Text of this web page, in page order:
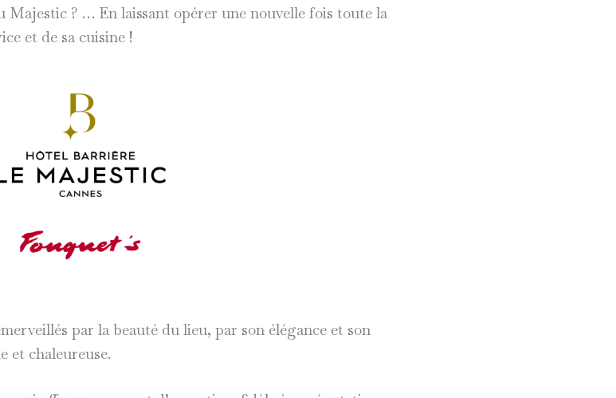
Majestic ? … En laissant opérer une nouvelle fois toute la
et de sa cuisine !
par la beauté du lieu, par son élégance et son
et chaleureuse.